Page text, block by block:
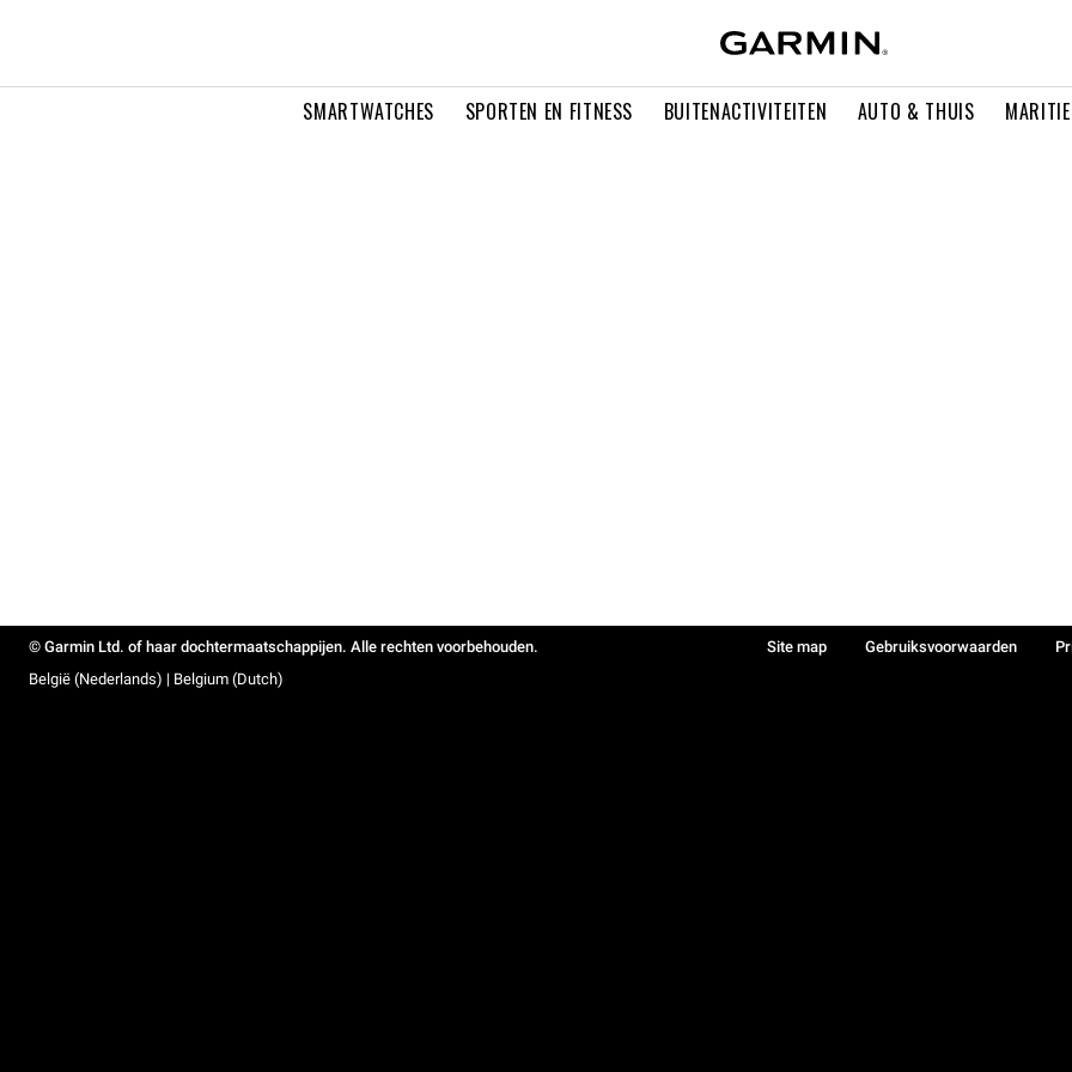
SMARTWATCHES SPORTEN EN FITNESS BUITENACTIVITEITEN AUTO & THUIS
© Garmin Ltd. of haar dochtermaatschappijen. Alle rechten voorbehouden. Site map Gebruiksvoorwaarden
België (Nederlands) | Belgium (Dutch)